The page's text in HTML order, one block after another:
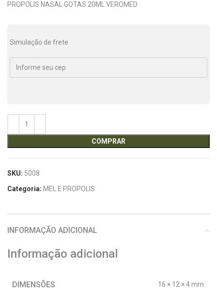
PROPOLIS NASAL GOTAS 20ML VEROMED
Simulação de frete
COMPRAR
SKU: 5008
Categoria: MEL E PROPOLIS
INFORMAÇÃO ADICIONAL
Informação adicional
DIMENSÕES 16 × 12 × 4 mm